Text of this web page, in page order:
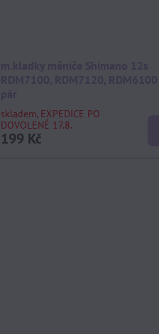
skladem, EXPEDICE PO
DOVOLENÉ 17.8.
199 Kč